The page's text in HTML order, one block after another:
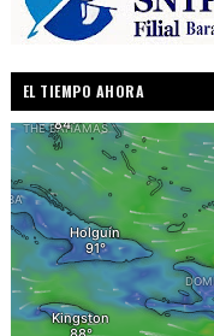
EL TIEMPO AHORA